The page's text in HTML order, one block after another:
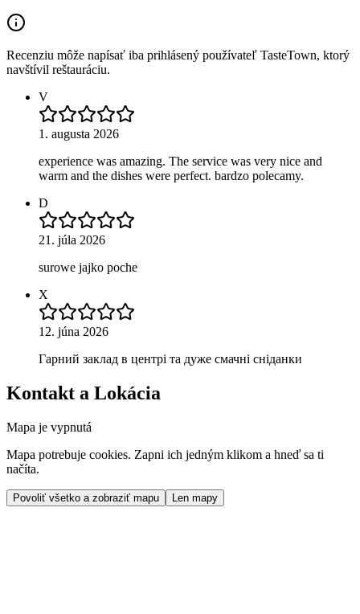
Recenziu môže napísať iba prihlásený používateľ TasteTown, ktorý
navštívil reštauráciu.
V
1. augusta 2026
experience was amazing. The service was very nice and
warm and the dishes were perfect. bardzo polecamy.
D
21. júla 2026
surowe jajko poche
X
12. júna 2026
Гарний заклад в центрі та дуже смачні сніданки
Kontakt a Lokácia
Mapa je vypnutá
Mapa potrebuje cookies. Zapni ich jedným klikom a hneď sa ti
načíta.
Povoliť všetko a zobraziť mapu Len mapy